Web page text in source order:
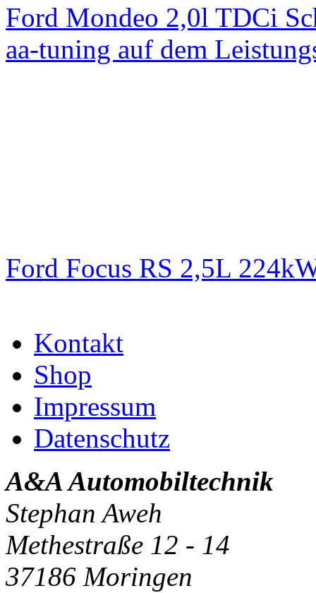
Ford Mondeo 2,0l TDCi
aa-tuning auf dem
Ford Focus RS 2,5L
Kontakt
Shop
Impressum
Datenschutz
A&A Automobiltechnik
Stephan Aweh
Methestraße 12 - 14
37186 Moringen